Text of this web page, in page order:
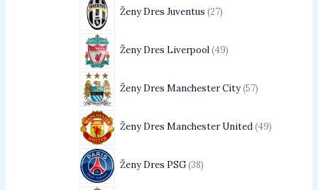
Ženy Dres Juventus 27
Ženy Dres Liverpool 49
Ženy Dres Manchester City 57
Ženy Dres Manchester United 49
Ženy Dres PSG 38